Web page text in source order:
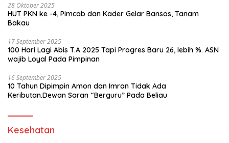
28 Oktober 2025
HUT PKN ke -4, Pimcab dan Kader Gelar Bansos, Tanam
Bakau
17 September 2025
100 Hari Lagi Abis T.A 2025 Tapi Progres Baru 26, lebih %. ASN
wajib Loyal Pada Pimpinan
16 September 2025
10 Tahun Dipimpin Amon dan Imran Tidak Ada
Keributan.Dewan Saran “Berguru” Pada Beliau
Kesehatan